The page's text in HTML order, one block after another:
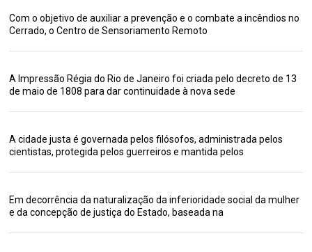
Com o objetivo de auxiliar a prevenção e o combate a incêndios no
Cerrado, o Centro de Sensoriamento Remoto
A Impressão Régia do Rio de Janeiro foi criada pelo decreto de 13
de maio de 1808 para dar continuidade à nova sede
A cidade justa é governada pelos filósofos, administrada pelos
cientistas, protegida pelos guerreiros e mantida pelos
Em decorrência da naturalização da inferioridade social da mulher
e da concepção de justiça do Estado, baseada na